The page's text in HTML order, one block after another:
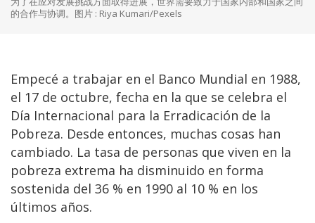
的合作与协调。图片 : Riya Kumari/Pexels
Empecé a trabajar en el Banco Mundial en 1988,
el 17 de octubre, fecha en la que se celebra el
Día Internacional para la Erradicación de la
Pobreza. Desde entonces, muchas cosas han
cambiado. La tasa de personas que viven en la
pobreza extrema ha disminuido en forma
sostenida del 36 % en 1990 al 10 % en los
últimos años.